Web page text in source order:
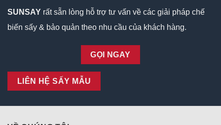
SUNSAY rất sẵn lòng hỗ trợ tư vấn về các giải pháp chế
biến sấy & bảo quản theo nhu cầu của khách hàng.
GỌI NGAY
LIÊN HỆ SẤY MẪU